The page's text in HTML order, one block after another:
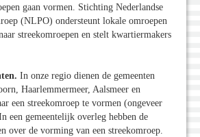
gaan vormen. Stichting Nederlandse
(NLPO) ondersteunt lokale omroepen
streekomroepen en stelt kwartiermakers
In onze regio dienen de gemeenten
Haarlemmermeer, Aalsmeer en
een streekomroep te vormen (ongeveer
een gemeentelijk overleg hebben de
over de vorming van een streekomroep.